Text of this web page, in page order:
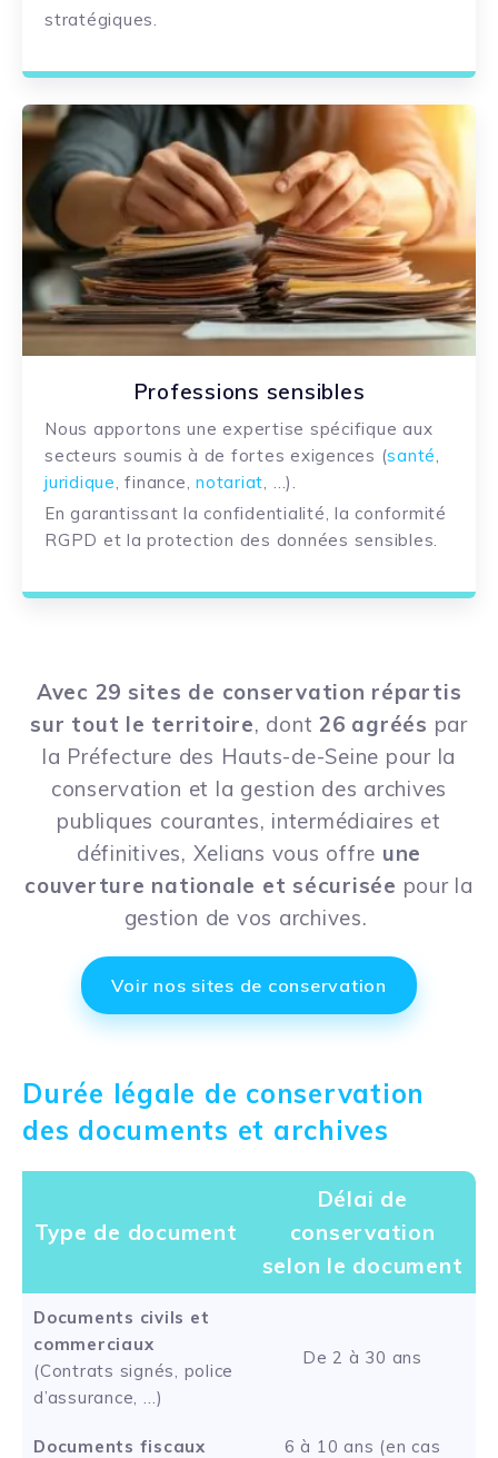
stratégiques.
Professions sensibles
Nous apportons une expertise spécifique aux
secteurs soumis à de fortes exigences (santé,
juridique, finance, notariat, …).
En garantissant la confidentialité, la conformité
RGPD et la protection des données sensibles.
Avec 29 sites de conservation répartis
sur tout le territoire, dont 26 agréés par
la Préfecture des Hauts-de-Seine pour la
conservation et la gestion des archives
publiques courantes, intermédiaires et
définitives, Xelians vous offre une
couverture nationale et sécurisée pour la
gestion de vos archives.
Voir nos sites de conservation
Durée légale de conservation
des documents et archives
Type de document
Délai de
conservation
selon le document
Documents civils et
commerciaux
(Contrats signés, police
d’assurance, …)
De 2 à 30 ans
Documents fiscaux
6 à 10 ans (en cas